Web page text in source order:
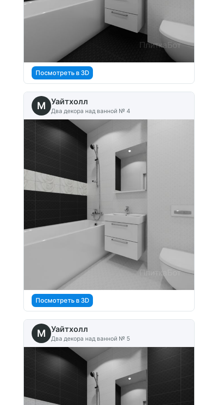
Посмотреть в 3D
M Уайтхолл
Два декора над ванной № 4
Посмотреть в 3D
M Уайтхолл
Два декора над ванной № 5